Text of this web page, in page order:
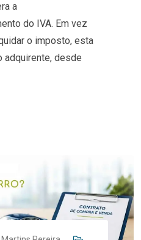
a
do IVA. Em vez
o imposto, esta
adquirente, desde